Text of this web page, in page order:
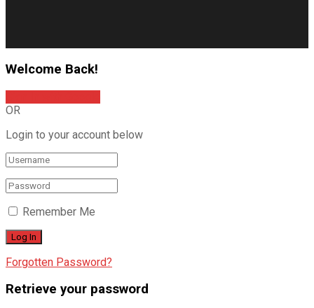
Welcome Back!
OR
Login to your account below
Remember Me
Forgotten Password?
Retrieve your password